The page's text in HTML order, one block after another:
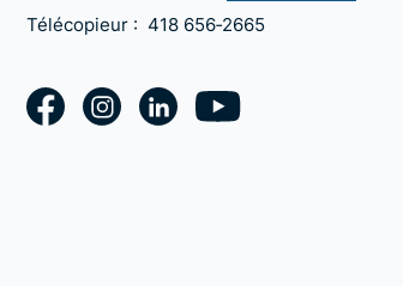
Télécopieur : 418 656‑2665